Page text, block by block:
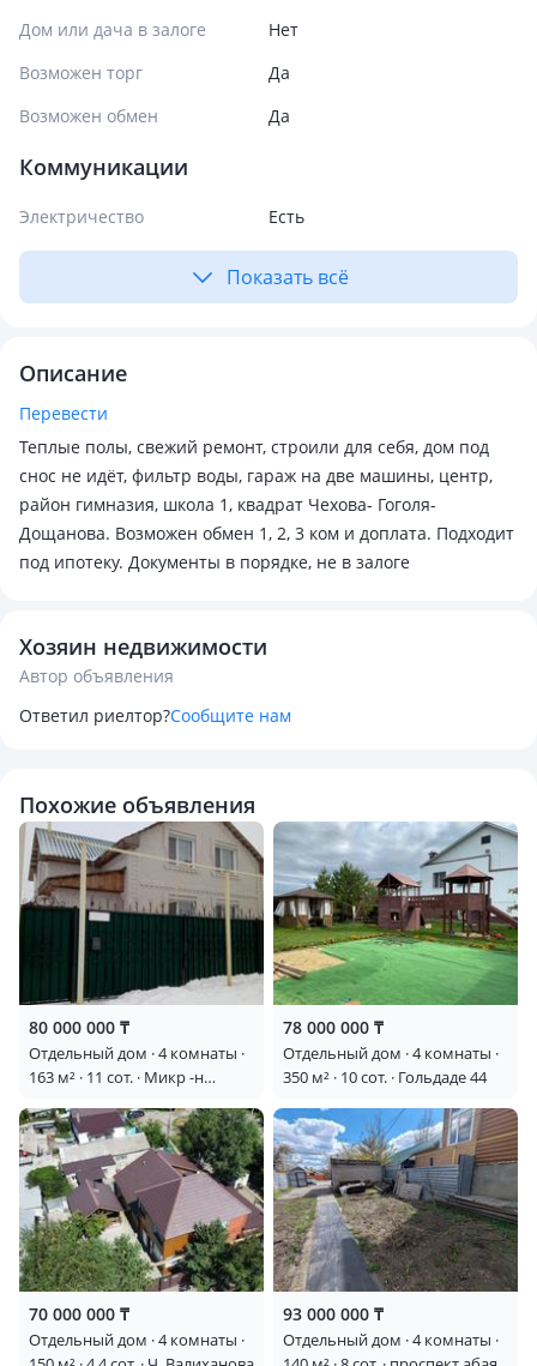
Дом или дача в залоге
Нет
Возможен торг
Да
Возможен обмен
Да
Коммуникации
Электричество Есть
Показать всё
Описание
Перевести
Теплые полы, свежий ремонт, строили для себя, дом под
снос не идёт, фильтр воды, гараж на две машины, центр,
район гимназия, школа 1, квадрат Чехова- Гоголя-
Дощанова. Возможен обмен 1, 2, 3 ком и доплата. Подходит
под ипотеку. Документы в порядке, не в залоге
Хозяин недвижимости
Автор объявления
Ответил риелтор?Сообщите нам
Похожие объявления
80 000 000 ₸
Отдельный дом · 4 комнаты ·
163 м² · 11 сот. · Микр -н
Достык
78 000 000 ₸
Отдельный дом · 4 комнаты ·
350 м² · 10 сот. · Гольдаде 44
70 000 000 ₸
Отдельный дом · 4 комнаты ·
93 000 000 ₸
Отдельный дом · 4 комнаты ·